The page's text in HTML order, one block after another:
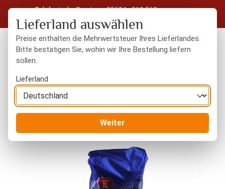
Zum Hauptinhalt springen
Telefonische Beratung: 05604 - 919 563
Kostenloser Versand in Deutschland ab 50 € Warenwert
Bildergalerie überspringen
Lieferland auswählen
Preise enthalten die Mehrwertsteuer Ihres Lieferlandes.
Bitte bestätigen Sie, wohin wir Ihre Bestellung liefern
sollen.
Lieferland
Weiter